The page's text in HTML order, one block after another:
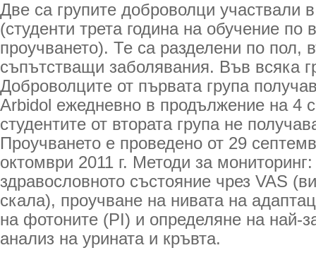
Две са групите доброволци участвали
(студенти трета година на обучение по
проучването). Те са разделени по пол,
съпътстващи заболявания. Във всяка
Доброволците от първата група
Arbidol ежедневно в продължение на 4
студентите от втората група не
Проучването е проведено от 29
октомври 2011 г. Методи за
здравословното състояние чрез VAS
скала), проучване на нивата на
на фотоните (PI) и определяне на най-
анализ на урината и кръвта.